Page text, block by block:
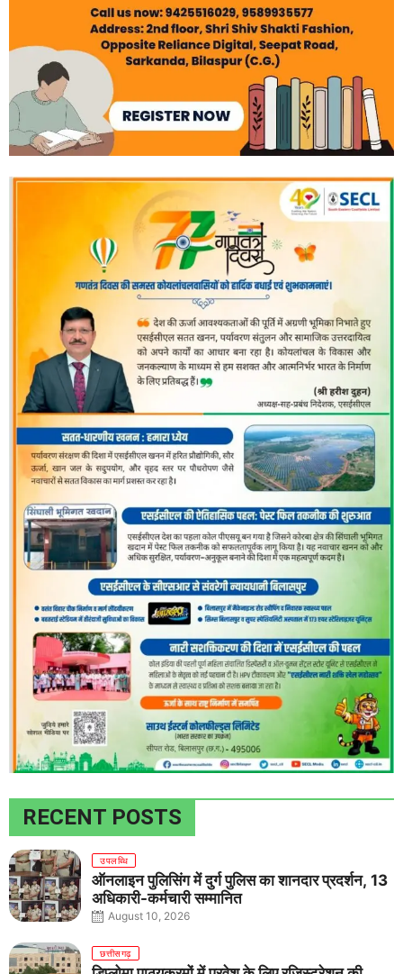
RECENT POSTS
उपलब्धि
ऑनलाइन पुलिसिंग में दुर्ग पुलिस का शानदार प्रदर्शन, 13
अधिकारी-कर्मचारी सम्मानित
August 10, 2026
छत्तीसगढ़